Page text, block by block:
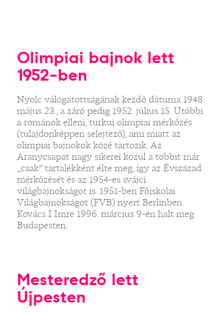
Olimpiai bajnok lett
1952-ben
Nyolc válogatottságának kezdő dátuma 1948.
május 23., a záró pedig 1952. július 15. Utóbbi
a románok elleni, turkui olimpiai mérkőzés
(tulajdonképpen selejtező), ami miatt az
olimpiai bajnokok közé tartozik. Az
Aranycsapat nagy sikerei közül a többit már
„csak” tartalékként élte meg, így az Évszázad
mérkőzését és az 1954-es svájci
világbajnokságot is. 1951-ben Főiskolai
Világbajnokságot (FVB) nyert Berlinben.
Kovács I Imre 1996. március 9-én halt meg
Budapesten.
Mesteredző lett
Újpesten